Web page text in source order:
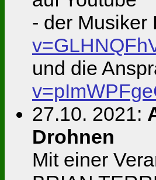
- der
und die
27.10. 2021:
Drohnen
Mit einer